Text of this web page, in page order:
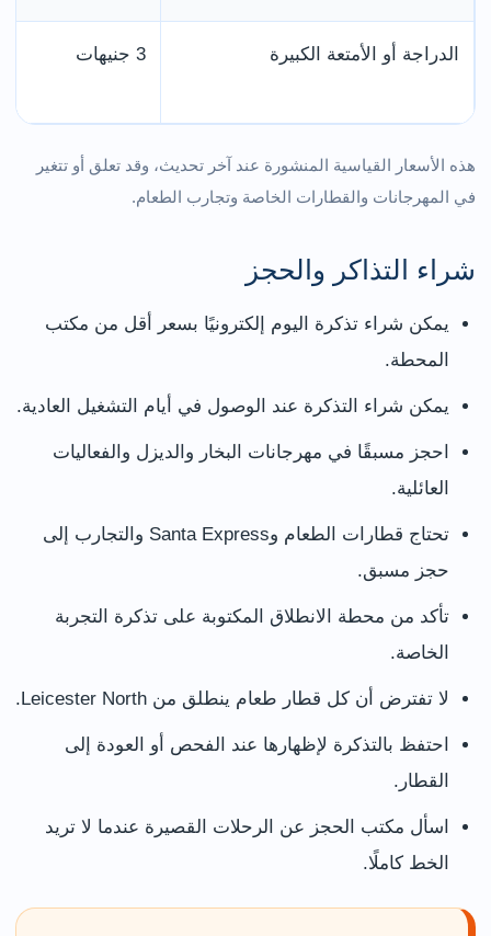
الدراجة أو الأمتعة الكبيرة 3 جنيهات
هذه الأسعار القياسية المنشورة عند آخر تحديث، وقد تعلق أو تتغير
في المهرجانات والقطارات الخاصة وتجارب الطعام.
شراء التذاكر والحجز
يمكن شراء تذكرة اليوم إلكترونيًا بسعر أقل من مكتب
المحطة.
يمكن شراء التذكرة عند الوصول في أيام التشغيل العادية.
احجز مسبقًا في مهرجانات البخار والديزل والفعاليات
العائلية.
تحتاج قطارات الطعام وSanta Express والتجارب إلى
حجز مسبق.
تأكد من محطة الانطلاق المكتوبة على تذكرة التجربة
الخاصة.
لا تفترض أن كل قطار طعام ينطلق من Leicester North.
احتفظ بالتذكرة لإظهارها عند الفحص أو العودة إلى
القطار.
اسأل مكتب الحجز عن الرحلات القصيرة عندما لا تريد
الخط كاملًا.